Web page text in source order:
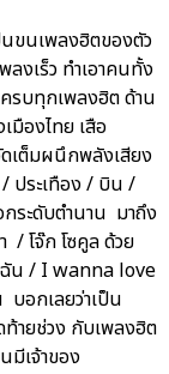
ขนเพลงฮิตของตัว
งเร็ว ทำเอาคนทั้ง
รบทุกเพลงฮิต ด้าน
มืองไทย เสือ
เต็มผนึกพลังเสียง
ประเทือง / บิน /
ระดับตำนาน มาถึง
/ โจ๊ก โซคูล ด้วย
ฉัน / I wanna love
อกเลยว่าเป็น
ายช่วง กับเพลงฮิต
มีเจ้าของ